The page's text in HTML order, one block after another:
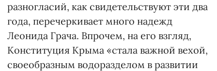
разногласий, как свидетельствуют эти два
года, перечеркивает много надежд
Леонида Грача. Впрочем, на его взгляд,
Конституция Крыма «стала важной вехой,
своеобразным водоразделом в развитии